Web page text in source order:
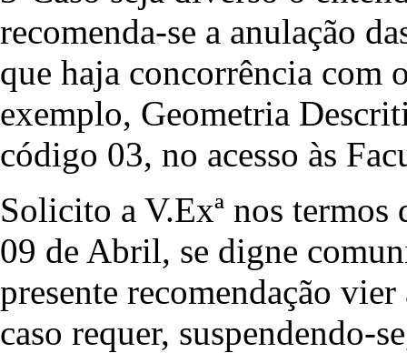
recomenda-se a anulação
que haja concorrência com
exemplo, Geometria
código 03, no acesso às
Solicito a V.Exª nos termos
09 de Abril, se digne
presente recomendação
caso requer, suspendendo-